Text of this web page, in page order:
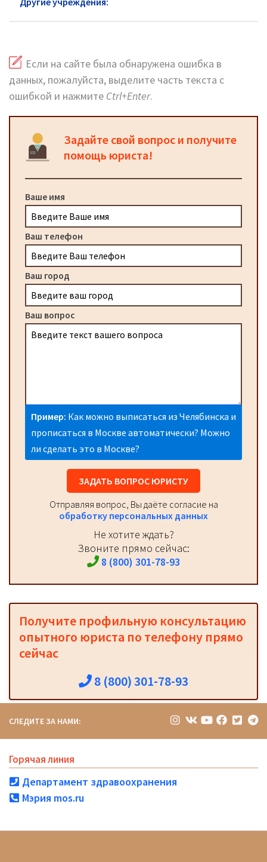
Если на сайте была обнаружена ошибка в
данных, пожалуйста, выделите часть текста с
ошибкой и нажмите Ctrl+Enter.
Задайте свой вопрос и получите
помощь юриста!
Ваше имя
Ваш телефон
Ваш город
Ваш вопрос
Пример: Как можно выписаться из Челябинска и
прописаться в Москве автоматически? Можно
ли сделать это в Москве?
ЗАДАТЬ ВОПРОС ЮРИСТУ
Отправляя вопрос, Вы даёте согласие на
обработку персональных данных
Не хотите ждать?
Звоните прямо сейчас:
8 (800) 301-78-93
Получите профильную консультацию
опытного юриста по телефону прямо
сейчас
8 (800) 301-78-93
СЛЕДИТЕ ЗА НАМИ:
Горячая линия
Департамент здравоохранения
Мэрия mos.ru